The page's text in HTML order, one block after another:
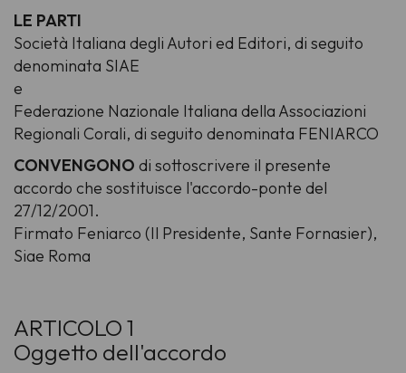
LE PARTI
Società Italiana degli Autori ed Editori, di seguito
denominata SIAE
e
Federazione Nazionale Italiana della Associazioni
Regionali Corali, di seguito denominata FENIARCO
CONVENGONO di sottoscrivere il presente
accordo che sostituisce l'accordo-ponte del
27/12/2001.
Firmato Feniarco (Il Presidente, Sante Fornasier),
Siae Roma
ARTICOLO 1
Oggetto dell'accordo